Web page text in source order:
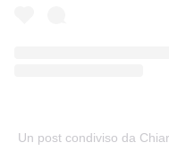
Un post condiviso da